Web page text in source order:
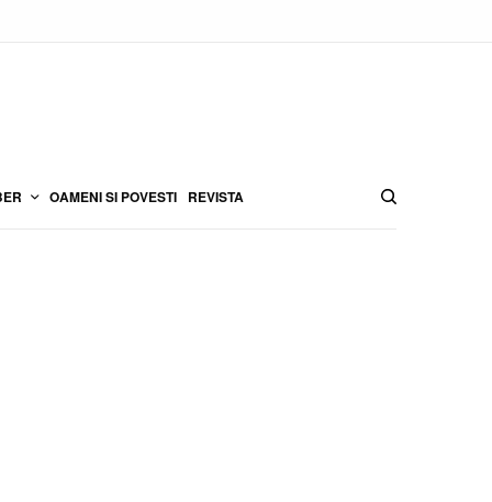
OAMENI SI POVESTI REVISTA